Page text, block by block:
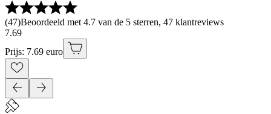
(47)Beoordeeld met 4.7 van de 5 sterren, 47 klantreviews
7.69
Prijs: 7.69 euro